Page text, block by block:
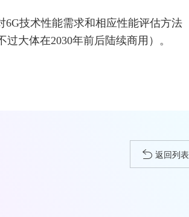
6G技术性能需求和相应性能评估方法
大体在2030年前后陆续商用）。
返回列表